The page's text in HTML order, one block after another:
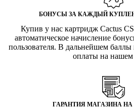
БОНУСЫ ЗА КАЖДЫЙ
Купив у нас картридж Cactus
автоматическое начисление
пользователя. В дальнейшем
оплаты на нашем
ГАРАНТИЯ МАГАЗИНА